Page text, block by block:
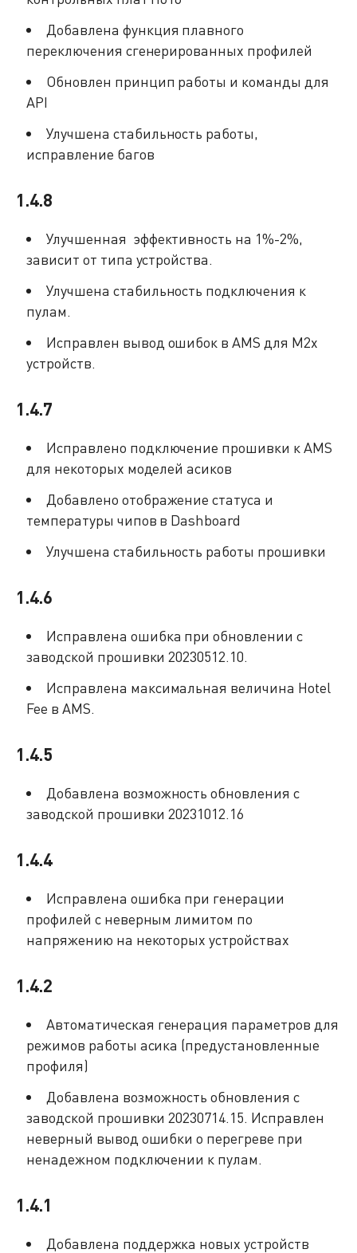
Добавлена функция плавного
переключения сгенерированных профилей
Обновлен принцип работы и команды для
API
Улучшена стабильность работы,
исправление багов
1.4.8
Улучшенная эффективность на 1%-2%,
зависит от типа устройства.
Улучшена стабильность подключения к
пулам.
Исправлен вывод ошибок в AMS для M2x
устройств.
1.4.7
Исправлено подключение прошивки к AMS
для некоторых моделей асиков
Добавлено отображение статуса и
температуры чипов в Dashboard
Улучшена стабильность работы прошивки
1.4.6
Исправлена ошибка при обновлении с
заводской прошивки 20230512.10.
Исправлена максимальная величина Hotel
Fee в AMS.
1.4.5
Добавлена возможность обновления с
заводской прошивки 20231012.16
1.4.4
Исправлена ошибка при генерации
профилей с неверным лимитом по
напряжению на некоторых устройствах
1.4.2
Автоматическая генерация параметров для
режимов работы асика (предустановленные
профиля)
Добавлена возможность обновления с
заводской прошивки 20230714.15. Исправлен
неверный вывод ошибки о перегреве при
ненадежном подключении к пулам.
1.4.1
Добавлена поддержка новых устройств